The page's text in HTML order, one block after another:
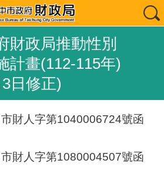
財政局推動性別
計畫(112-115年)
日修正)
財人字第1040006724號函
財人字第1080004507號函